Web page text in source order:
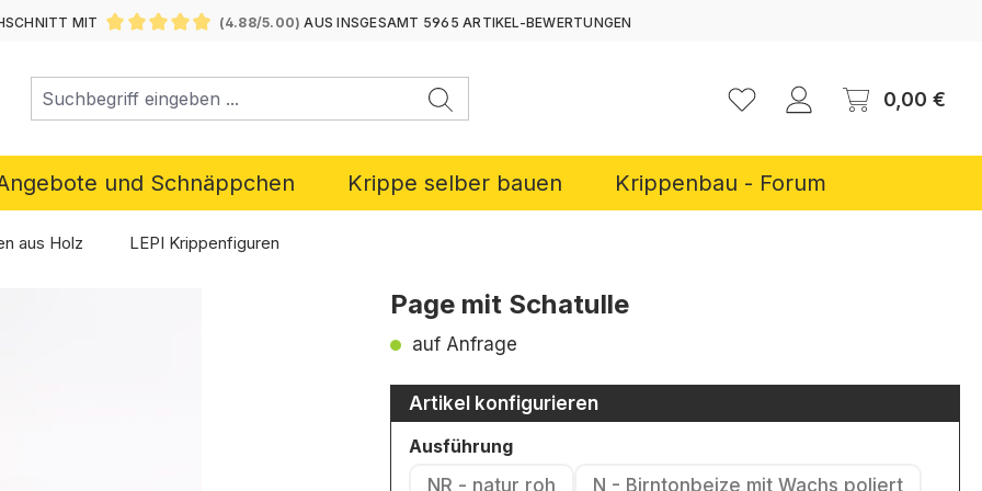
MIT
(4.88/5.00) AUS INSGESAMT 5965 ARTIKEL-BEWERTUNGEN
0,00 €
und Schnäppchen Krippe selber bauen Krippenbau - Forum
aus Holz LEPI Krippenfiguren
Page mit Schatulle
auf Anfrage
Artikel konfigurieren
Ausführungauswählen
NR - natur roh
N - Birntonbeize mit Wachs poliert